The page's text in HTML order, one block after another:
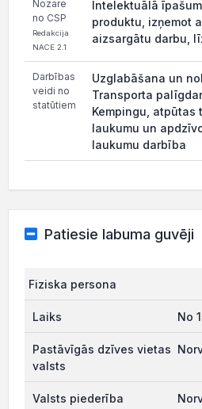
Nozare
no CSP
Redakcija
NACE 2.1
Intelektuālā
produktu, izņemot
aizsargātu darbu,
Darbības
veidi no
statūtiem
Uzglabāšana un
Transporta
Kempingu,
laukumu un
laukumu darbība
Patiesie labuma guvēji
Fiziska persona
No